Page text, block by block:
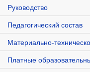
Руководство
Педагогический состав
Материально-
Платные